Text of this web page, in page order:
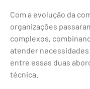
Com a evolução da
organizações
complexos,
atender
entre essas duas
técnica.